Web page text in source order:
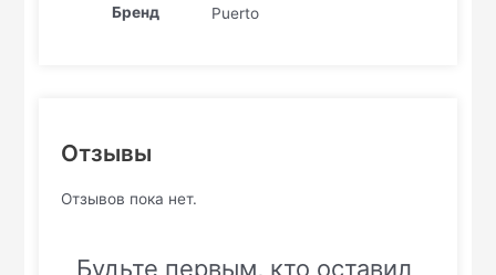
Бренд Puerto
Отзывы
Отзывов пока нет.
Будьте первым, кто оставил